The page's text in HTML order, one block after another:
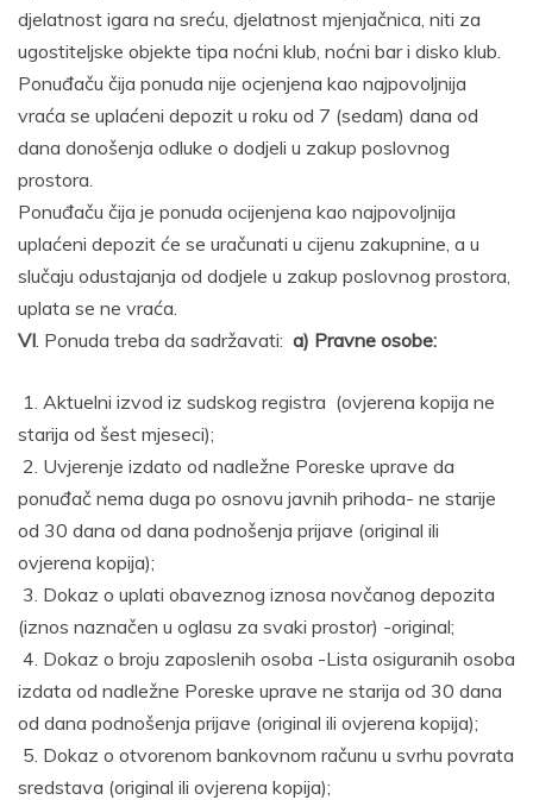
djelatnost igara na sreću, djelatnost mjenjačnica, niti za
ugostiteljske objekte tipa noćni klub, noćni bar i disko klub.
Ponuđaču čija ponuda nije ocjenjena kao najpovoljnija
vraća se uplaćeni depozit u roku od 7 (sedam) dana od
dana donošenja odluke o dodjeli u zakup poslovnog
prostora.
Ponuđaču čija je ponuda ocijenjena kao najpovoljnija
uplaćeni depozit će se uračunati u cijenu zakupnine, a u
slučaju odustajanja od dodjele u zakup poslovnog prostora,
uplata se ne vraća.
VI . Ponuda treba da sadržavati: a) Pravne osobe:
1. Aktuelni izvod iz sudskog registra (ovjerena kopija ne
starija od šest mjeseci);
2. Uvjerenje izdato od nadležne Poreske uprave da
ponuđač nema duga po osnovu javnih prihoda- ne starije
od 30 dana od dana podnošenja prijave (original ili
ovjerena kopija);
3. Dokaz o uplati obaveznog iznosa novčanog depozita
(iznos naznačen u oglasu za svaki prostor) -original;
4. Dokaz o broju zaposlenih osoba -Lista osiguranih osoba
izdata od nadležne Poreske uprave ne starija od 30 dana
od dana podnošenja prijave (original ili ovjerena kopija);
5. Dokaz o otvorenom bankovnom računu u svrhu povrata
sredstava (original ili ovjerena kopija);